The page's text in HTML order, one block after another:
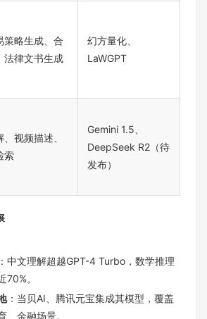
策略生成、合
法律文书生成
幻方量化、
LaWGPT
视频描述、
索
Gemini 1.5、
DeepSeek R2（待
发布）
：中文理解超越GPT-4 Turbo，数学推理
70%。
：当贝AI、腾讯元宝集成其模型，覆盖
、金融场景。